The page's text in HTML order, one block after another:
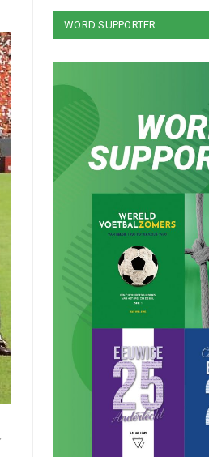
WORD SUPPORTER